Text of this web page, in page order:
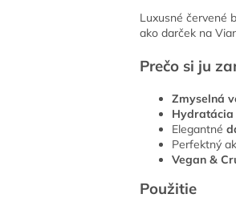
Luxusné červené
ako darček na
Prečo si ju
Zmyselná
Elegantné
Perfektný
Vegan &
Použitie